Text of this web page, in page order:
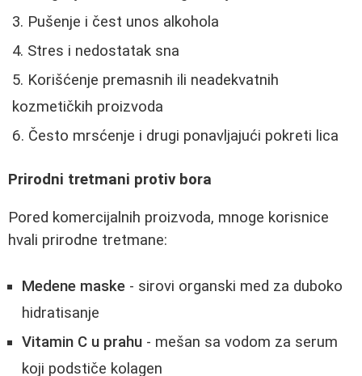
Pušenje i čest unos alkohola
Stres i nedostatak sna
Korišćenje premasnih ili neadekvatnih
kozmetičkih proizvoda
Često mrsćenje i drugi ponavljajući pokreti lica
Prirodni tretmani protiv bora
Pored komercijalnih proizvoda, mnoge korisnice
hvali prirodne tretmane:
Medene maske - sirovi organski med za duboko
hidratisanje
Vitamin C u prahu - mešan sa vodom za serum
koji podstiče kolagen